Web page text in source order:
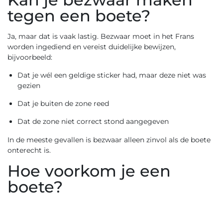
tegen een boete?
Ja, maar dat is vaak lastig. Bezwaar moet in het Frans
worden ingediend en vereist duidelijke bewijzen,
bijvoorbeeld:
Dat je wél een geldige sticker had, maar deze niet was
gezien
Dat je buiten de zone reed
Dat de zone niet correct stond aangegeven
In de meeste gevallen is bezwaar alleen zinvol als de boete
onterecht is.
Hoe voorkom je een
boete?